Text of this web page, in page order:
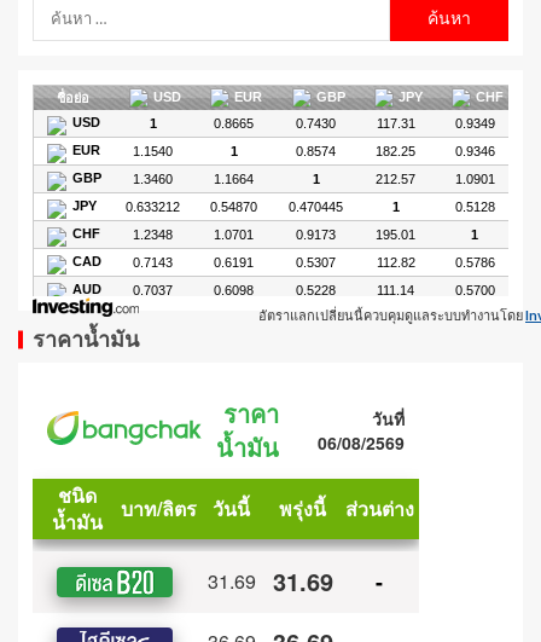
อัตราแลกเปลี่ยนนี้ควบคุมดูแลระบบทำงานโดย
ราคาน้ำมัน